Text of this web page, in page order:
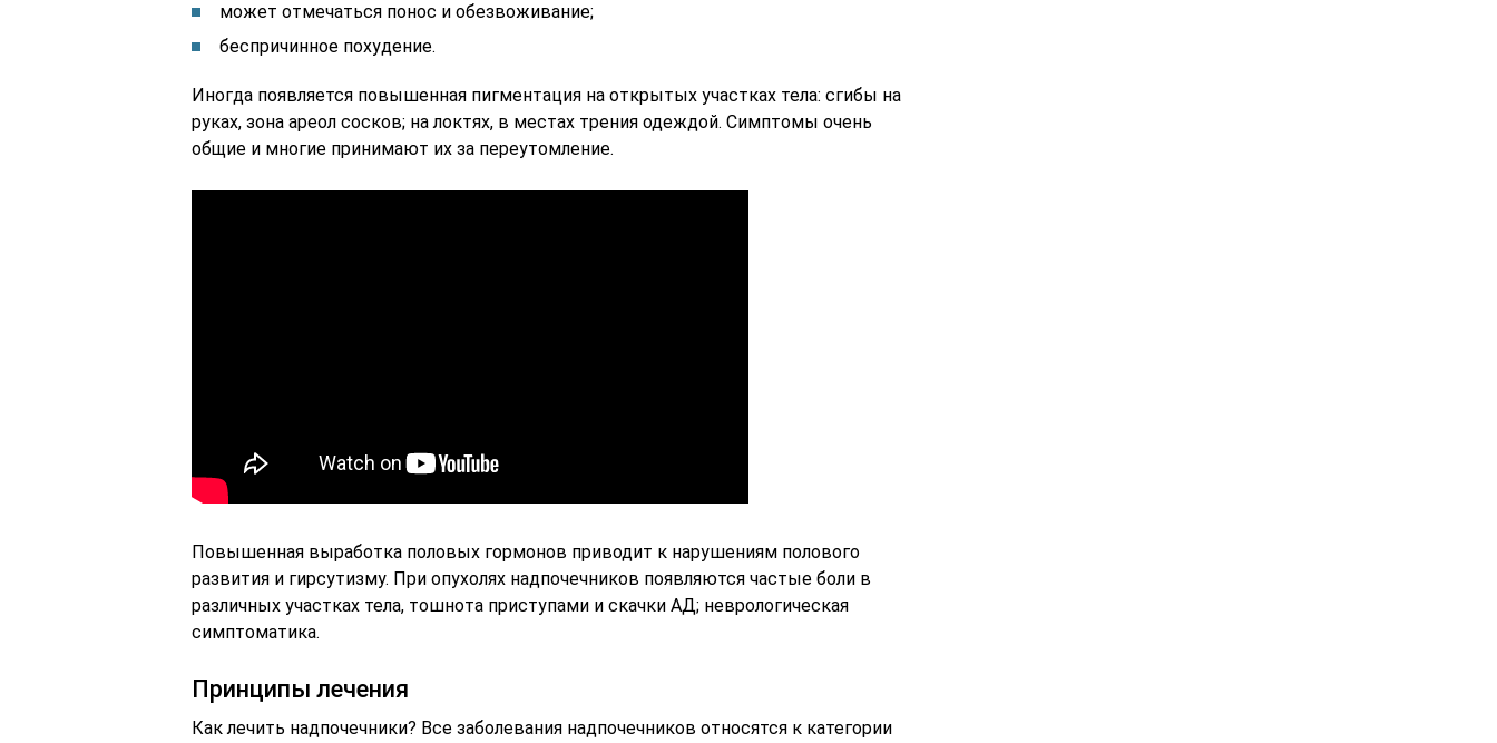
может отмечаться понос и обезвоживание;
беспричинное похудение.
Иногда появляется повышенная пигментация на открытых участках тела: сгибы на
руках, зона ареол сосков; на локтях, в местах трения одеждой. Симптомы очень
общие и многие принимают их за переутомление.
Повышенная выработка половых гормонов приводит к нарушениям полового
развития и гирсутизму. При опухолях надпочечников появляются частые боли в
различных участках тела, тошнота приступами и скачки АД; неврологическая
симптоматика.
Принципы лечения
Как лечить надпочечники? Все заболевания надпочечников относятся к категории